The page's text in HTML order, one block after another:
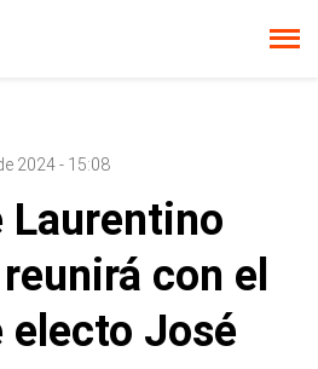
2024 - 15:08
Laurentino
con el
electo José